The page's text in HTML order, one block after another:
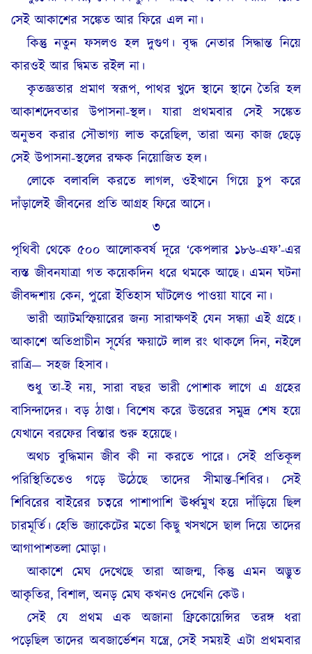
সেই আকাশের সঙ্কেত আর ফিরে এল না।
কিন্তু নতুন ফসলও হল দুগুণ। বৃদ্ধ নেতার সিদ্ধান্ত নিয়ে
কারওই আর দ্বিমত রইল না।
কৃতজ্ঞতার প্রমাণ স্বরূপ, পাথর খুদে স্থানে স্থানে তৈরি হল
আকাশদেবতার উপাসনা-স্থল। যারা প্রথমবার সেই সঙ্কেত
অনুভব করার সৌভাগ্য লাভ করেছিল, তারা অন্য কাজ ছেড়ে
সেই উপাসনা-স্থলের রক্ষক নিয়োজিত হল।
লোকে বলাবলি করতে লাগল, ওইখানে গিয়ে চুপ করে
দাঁড়ালেই জীবনের প্রতি আগ্রহ ফিরে আসে।
৩
পৃথিবী থেকে ৫০০ আলোকবর্ষ দূরে ‘কেপলার ১৮৬-এফ’-এর
ব্যস্ত জীবনযাত্রা গত কয়েকদিন ধরে থমকে আছে। এমন ঘটনা
জীবদ্দশায় কেন, পুরো ইতিহাস ঘাঁটলেও পাওয়া যাবে না।
ভারী অ্যাটমস্ফিয়ারের জন্য সারাক্ষণই যেন সন্ধ্যা এই গ্রহে।
আকাশে অতিপ্রাচীন সূর্যের ক্ষয়াটে লাল রং থাকলে দিন, নইলে
রাত্রি— সহজ হিসাব।
শুধু তা-ই নয়, সারা বছর ভারী পোশাক লাগে এ গ্রহের
বাসিন্দাদের। বড় ঠাণ্ডা। বিশেষ করে উত্তরের সমুদ্র শেষ হয়ে
যেখানে বরফের বিস্তার শুরু হয়েছে।
অথচ বুদ্ধিমান জীব কী না করতে পারে। সেই প্রতিকূল
পরিস্থিতিতেও গড়ে উঠেছে তাদের সীমান্ত-শিবির। সেই
শিবিরের বাইরের চত্বরে পাশাপাশি ঊর্ধ্বমুখ হয়ে দাঁড়িয়ে ছিল
চারমূর্তি। হেভি জ্যাকেটের মতো কিছু খসখসে ছাল দিয়ে তাদের
আগাপাশতলা মোড়া।
আকাশে মেঘ দেখেছে তারা আজন্ম, কিন্তু এমন অদ্ভুত
আকৃতির, বিশাল, অনড় মেঘ কখনও দেখেনি কেউ।
সেই যে প্রথম এক অজানা ফ্রিকোয়েন্সির তরঙ্গ ধরা
পড়েছিল তাদের অবজার্ভেশন যন্ত্রে, সেই সময়ই এটা প্রথমবার